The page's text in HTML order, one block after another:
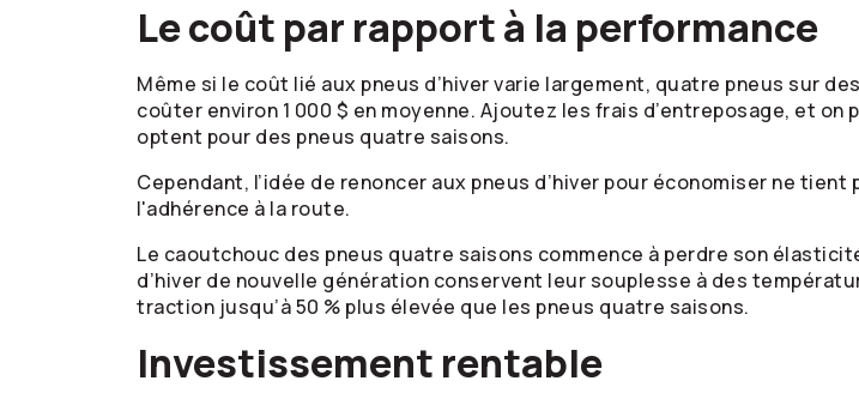
Le coût par rapport à la performance
Même si le coût lié aux pneus d’hiver varie largement, quatre pneus sur
coûter environ 1 000 $ en moyenne. Ajoutez les frais d’entreposage, et
optent pour des pneus quatre saisons.
Cependant, l’idée de renoncer aux pneus d’hiver pour économiser ne
l'adhérence à la route.
Le caoutchouc des pneus quatre saisons commence à perdre son
d’hiver de nouvelle génération conservent leur souplesse à des
traction jusqu’à 50 % plus élevée que les pneus quatre saisons.
Investissement rentable